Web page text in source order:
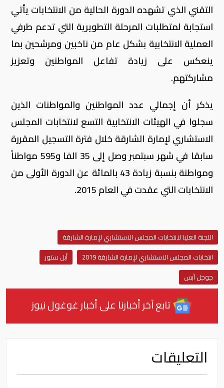
التقني الذي تشهده الدورة الحالية من الانتخابات يأتي
استجابة لمتطلبات المرحلة التطويرية التي تدعم طرفي
العملية الانتخابية بشكل عام من ناخبين ومرشحين بما
ينعكس على زيادة تفاعل المواطنين وتعزيز
مشاركتهم.
يذكر أن إجمالي عدد المواطنين والمواطنات الذين
سجلوا في الهيئات الانتخابية التسع لانتخابات المجلس
الاستشاري لإمارة الشارقة خلال فترة التسجيل المقررة
سابقا في شهر سبتمبر وصل إلى 35 الفا و595 مواطناً
ومواطنة بنسبة زيادة 43 بالمائة عن الدورة الأولى من
الانتخابات التي عقدت في العام 2015.
اللجنة العليا لانتخابات المجلس الاستشاري لإمارة الشارقة
انتخابات المجلس الاستشاري لإمارة الشارقة 2019
أبل ستور
جوجل آبس
تابع آخر أخبارنا على أخبار غوغول نيوز
التعليقات